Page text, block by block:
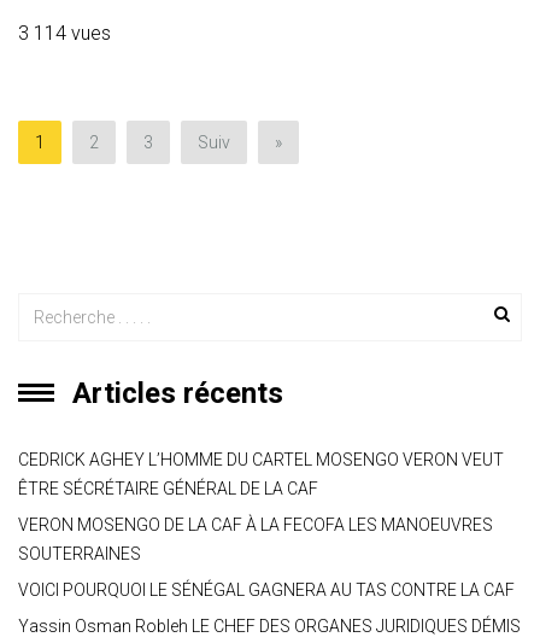
s
p
p
m ok
3 114 vues
1 2 3 Suiv »
Articles récents
CEDRICK AGHEY L’HOMME DU CARTEL MOSENGO VERON VEUT
ÊTRE SÉCRÉTAIRE GÉNÉRAL DE LA CAF
VERON MOSENGO DE LA CAF À LA FECOFA LES MANOEUVRES
SOUTERRAINES
VOICI POURQUOI LE SÉNÉGAL GAGNERA AU TAS CONTRE LA CAF
Yassin Osman Robleh LE CHEF DES ORGANES JURIDIQUES DÉMIS